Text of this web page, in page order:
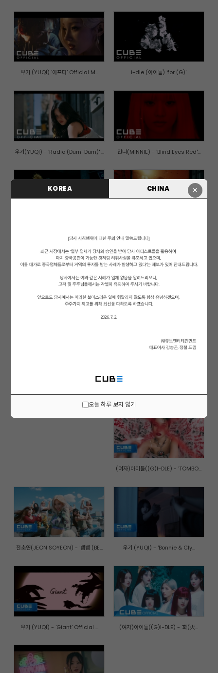
×
KOREA CHINA
오늘 하루 보지 않기
우기 (YUQI) '아프다' Official M... i-dle (아이들) 'for (G)'
우기(YUQI) - 'Radio (Dum-Dum)' ... 민니(MINNIE) - 'Blind Eyes Red'...
(여자)아이들((G)I-DLE) - 'Nxde'...
(여자)아이들((G)I-DLE) - 'TOMBO...
전소연(JEON SOYEON) - '삠삠 (BE... 우기 (YUQI) - 'Bonnie & Cly...
우기 (YUQI) - 'Giant' Official ... (여자)아이들((G)I-DLE) - '화(火...